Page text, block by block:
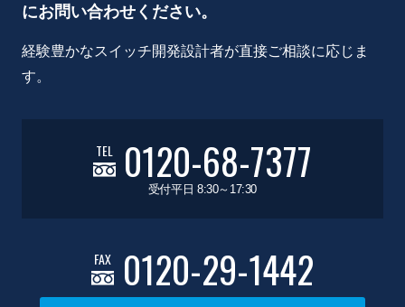
にお問い合わせください。
経験豊かなスイッチ開発設計者が直接ご相談に応じま
す。
TEL 0120-68-7377
受付平日 8:30～17:30
FAX 0120-29-1442